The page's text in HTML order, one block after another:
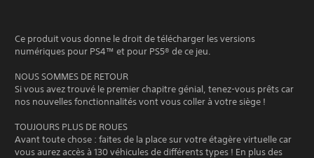
Ce produit vous donne le droit de télécharger les versions
numériques pour PS4™ et pour PS5® de ce jeu.
NOUS SOMMES DE RETOUR
Si vous avez trouvé le premier chapitre génial, tenez-vous prêts car
nos nouvelles fonctionnalités vont vous coller à votre siège !
TOUJOURS PLUS DE ROUES
Avant toute chose : faites de la place sur votre étagère virtuelle car
vous aurez accès à 130 véhicules de différents types ! En plus des